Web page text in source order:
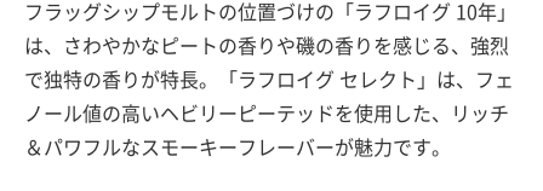
フラッグシップモルトの位置づけの「ラフロイグ 10年」
は、さわやかなピートの香りや磯の香りを感じる、強烈
で独特の香りが特長。「ラフロイグ セレクト」は、フェ
ノール値の高いヘビリーピーテッドを使用した、リッチ
＆パワフルなスモーキーフレーバーが魅力です。